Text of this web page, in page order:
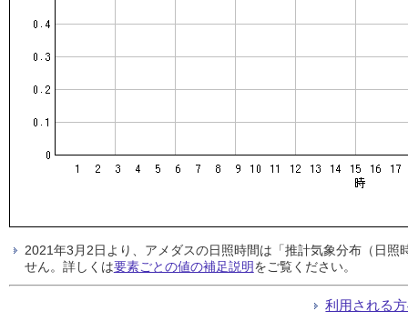
2021年3月2日より、アメダスの日照時間は「推計気象分布（日
せん。詳しくは要素ごとの値の補足説明をご覧ください。
利用される